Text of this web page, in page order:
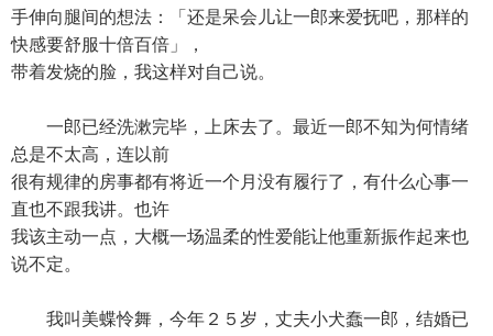
手伸向腿间的想法：「还是呆会儿让一郎来爱抚吧，那样的
快感要舒服十倍百倍」，
带着发烧的脸，我这样对自己说。
一郎已经洗漱完毕，上床去了。最近一郎不知为何情绪
总是不太高，连以前
很有规律的房事都有将近一个月没有履行了，有什么心事一
直也不跟我讲。也许
我该主动一点，大概一场温柔的性爱能让他重新振作起来也
说不定。
我叫美蝶怜舞，今年２５岁，丈夫小犬蠢一郎，结婚已